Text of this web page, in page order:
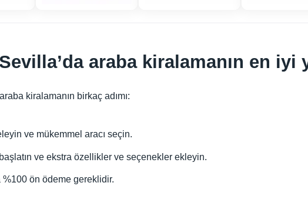
araba kiralamanın en iyi
kiralamanın birkaç adımı:
ve mükemmel aracı seçin.
ve ekstra özellikler ve seçenekler ekleyin.
ön ödeme gereklidir.